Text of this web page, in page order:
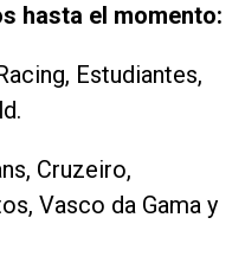
hasta el momento:
Estudiantes,
Cruzeiro,
Vasco da Gama y